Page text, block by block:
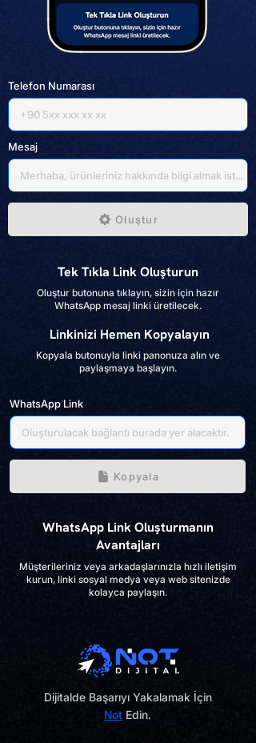
Telefon Numarası
Mesaj
Oluştur
Tek Tıkla Link Oluşturun
Oluştur butonuna tıklayın, sizin için hazır
WhatsApp mesaj linki üretilecek.
Linkinizi Hemen Kopyalayın
Kopyala butonuyla linki panonuza alın ve
paylaşmaya başlayın.
WhatsApp Link
Kopyala
WhatsApp Link Oluşturmanın
Avantajları
Müşterileriniz veya arkadaşlarınızla hızlı iletişim
kurun, linki sosyal medya veya web sitenizde
kolayca paylaşın.
Dijitalde Başarıyı Yakalamak İçin
Not Edin.